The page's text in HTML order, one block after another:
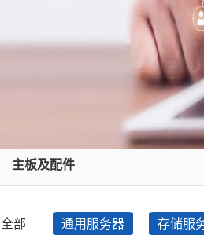
主板及配件
全部 通用服务器 存储服